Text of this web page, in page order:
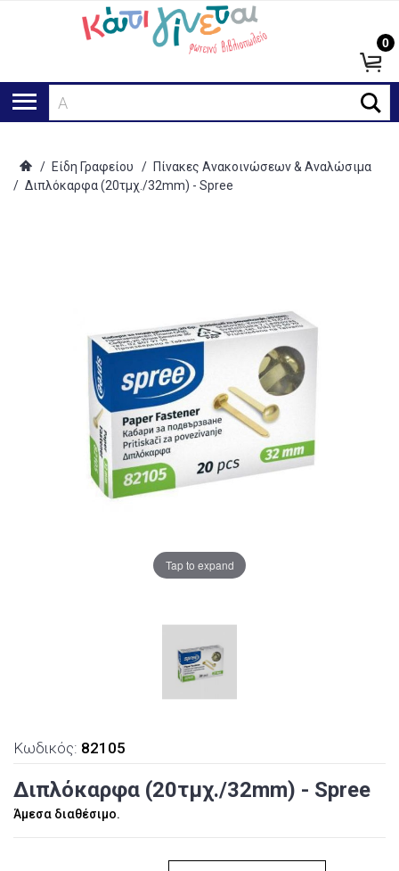
Αναζ
0
/ Είδη Γραφείου / Πίνακες Ανακοινώσεων & Αναλώσιμα
/ Διπλόκαρφα (20τμχ./32mm) - Spree
Tap to expand
Κωδικός: 82105
Διπλόκαρφα (20τμχ./32mm) - Spree
Άμεσα διαθέσιμο.